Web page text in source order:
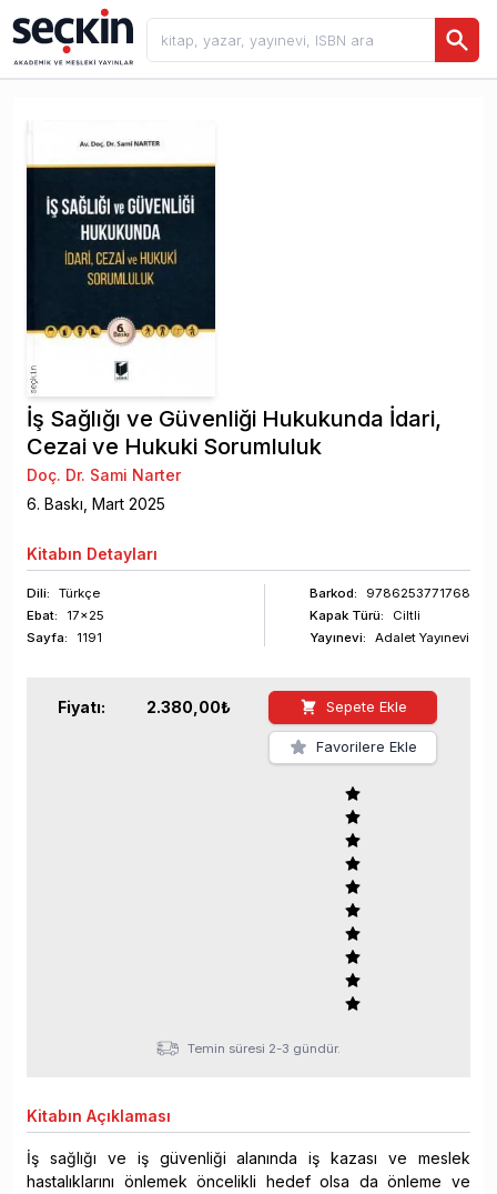
İş Sağlığı ve Güvenliği Hukukunda İdari,
Cezai ve Hukuki Sorumluluk
Doç. Dr. Sami Narter
6. Baskı, Mart 2025
Kitabın Detayları
Dili:
Türkçe
Ebat:
17x25
Sayfa: 1191
Barkod:
9786253771768
Kapak Türü:
Ciltli
Yayınevi:
Adalet Yayınevi
Fiyatı: 2.380,00₺ Sepete Ekle
Favorilere Ekle
Temin süresi 2-3 gündür.
Kitabın Açıklaması
İş sağlığı ve iş güvenliği alanında iş kazası ve meslek
hastalıklarını önlemek öncelikli hedef olsa da önleme ve